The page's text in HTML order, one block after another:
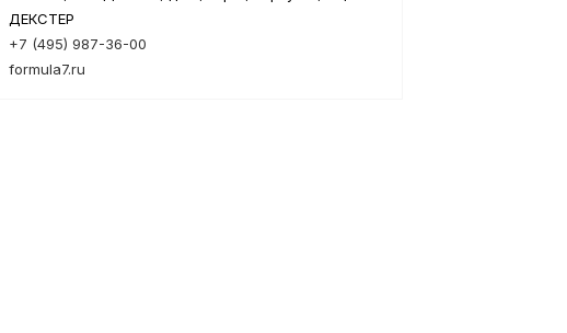
ДЕКСТЕР
+7 (495) 987-36-00
formula7.ru